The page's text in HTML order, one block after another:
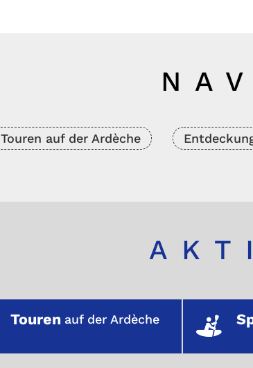
Touren auf der Ardèche
Touren auf der Ardèche